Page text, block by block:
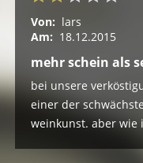
Von: lars
Am: 18.12.2015
mehr schein als
bei unsere
einer der
weinkunst. aber wie